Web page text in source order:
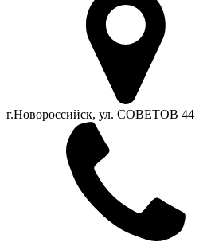
г.Новороссийск, ул. СОВЕТОВ 44